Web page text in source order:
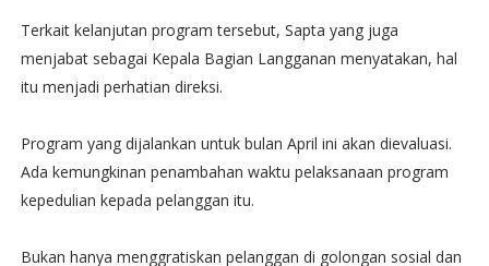
Terkait kelanjutan program tersebut, Sapta yang juga
menjabat sebagai Kepala Bagian Langganan menyatakan, hal
itu menjadi perhatian direksi.
Program yang dijalankan untuk bulan April ini akan dievaluasi.
Ada kemungkinan penambahan waktu pelaksanaan program
kepedulian kepada pelanggan itu.
Bukan hanya menggratiskan pelanggan di golongan sosial dan